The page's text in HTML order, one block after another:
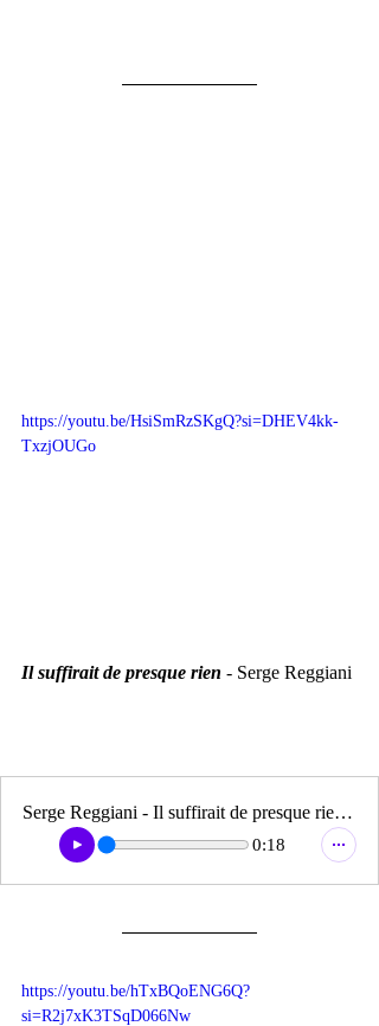
https://youtu.be/HsiSmRzSKgQ?si=DHEV4kk-
TxzjOUGo
Il suffirait de presque rien - Serge Reggiani
Serge Reggiani - Il suffirait de presque rien (extrait)
0:18
https://youtu.be/hTxBQoENG6Q?
si=R2j7xK3TSqD066Nw